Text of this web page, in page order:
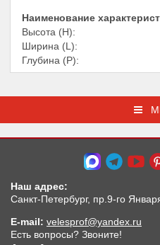
Наименование
Высота (Н):
Ширина (L):
Глубина (Р):
Наш адрес:
Санкт-Петербург, пр.9-го
E-mail: velesprof@yandex.ru
Есть вопросы? Звоните!